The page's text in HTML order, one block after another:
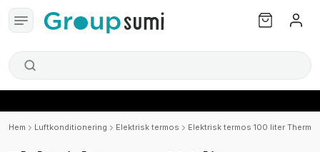
Hem Luftkonditionering Elektrisk termos Elektrisk termos 100 liter Thermor